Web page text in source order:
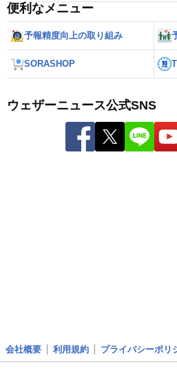
便利なメニュー
予報精度向上の取り組み
SORASHOP
ウェザーニュース公式SNS
会社概要 利用規約 プライバシーポリ